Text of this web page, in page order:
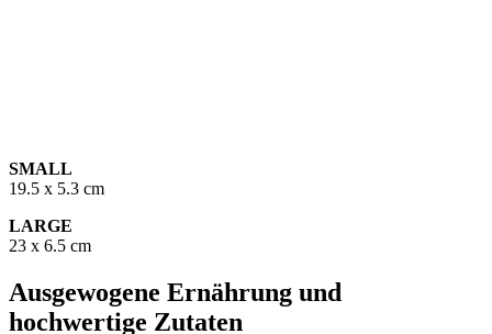
SMALL
19.5 x 5.3 cm
LARGE
23 x 6.5 cm
Ausgewogene Ernährung und
hochwertige Zutaten